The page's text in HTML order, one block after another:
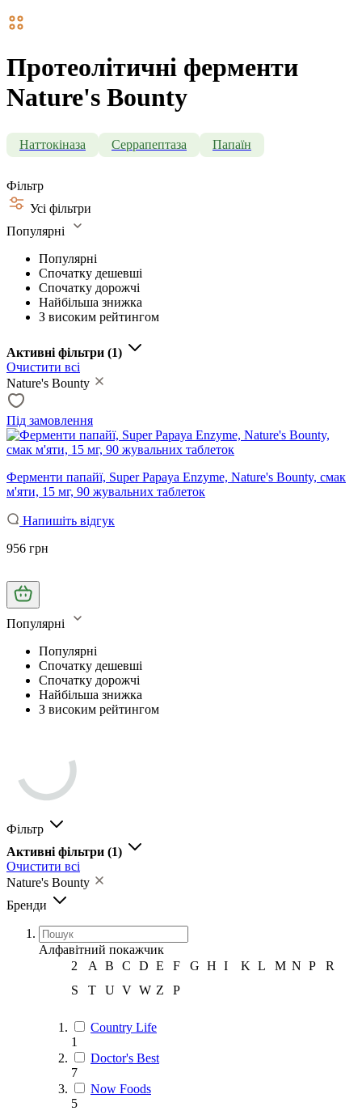
Протеолітичні ферменти
Nature's Bounty
Наттокіназа Серрапептаза Папаїн
Фільтр
Усі фільтри
Популярні
Популярні
Спочатку дешевші
Спочатку дорожчі
Найбільша знижка
З високим рейтингом
Активні фільтри (1)
Очистити всі
Nature's Bounty
Під замовлення
Ферменти папайї, Super Papaya Enzyme, Nature's Bounty, смак
м'яти, 15 мг, 90 жувальних таблеток
Напишіть відгук
956 грн
Популярні
Популярні
Спочатку дешевші
Спочатку дорожчі
Найбільша знижка
З високим рейтингом
Фільтр
Активні фільтри (1)
Очистити всі
Nature's Bounty
Бренди
Алфавітний покажчик
2
A B C D E F G H I K L M N P
R
S
T U V W Z Р
Country Life
1
Doctor's Best
7
Now Foods
5